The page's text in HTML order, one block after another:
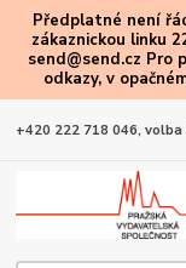
Předplatné není
zákaznickou linku
send@send.cz Pro
odkazy, v
+420 222 718 046, volba